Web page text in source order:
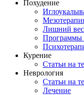
Похудение
Лишний
Программы
Курение
Статьи на
Неврология
Статьи на
Лечение